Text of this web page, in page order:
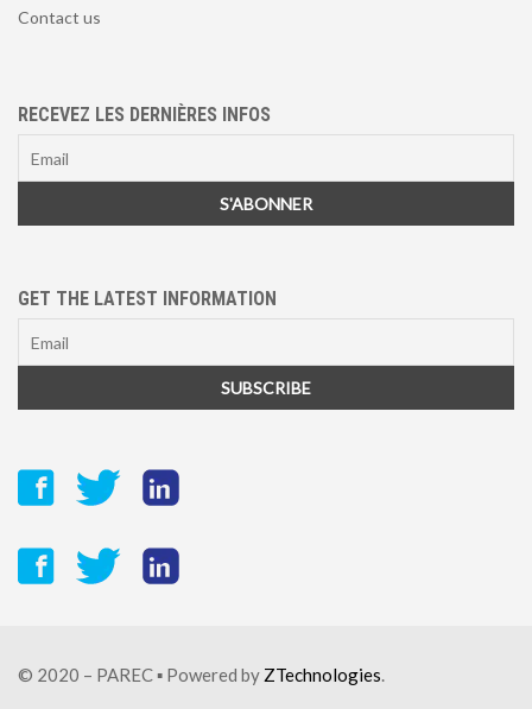
Contact us
RECEVEZ LES DERNIÈRES INFOS
GET THE LATEST INFORMATION
© 2020 – PAREC ▪ Powered by ZTechnologies.